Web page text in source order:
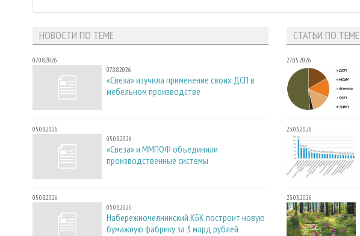
НОВОСТИ ПО ТЕМЕ
07.08.2026
07.08.2026
«Свеза» изучила применение своих ДСП в
мебельном производстве
05.08.2026
05.08.2026
«Свеза» и ММПОФ объединили
производственные системы
05.08.2026
05.08.2026
Набережночелнинский КБК построит новую
бумажную фабрику за 3 млрд рублей
СТАТЬИ ПО ТЕМЕ
27.05.2026
23.03.2026
23.03.2026